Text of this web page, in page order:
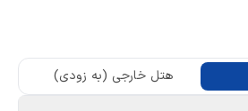
هتل خارجی (به زودی)